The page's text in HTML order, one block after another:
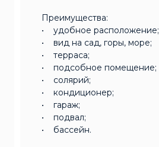
Преимущества:
• удобное расположение;
• вид на сад, горы, море;
• терраса;
• подсобное помещение;
• солярий;
• кондиционер;
• гараж;
• подвал;
• бассейн.